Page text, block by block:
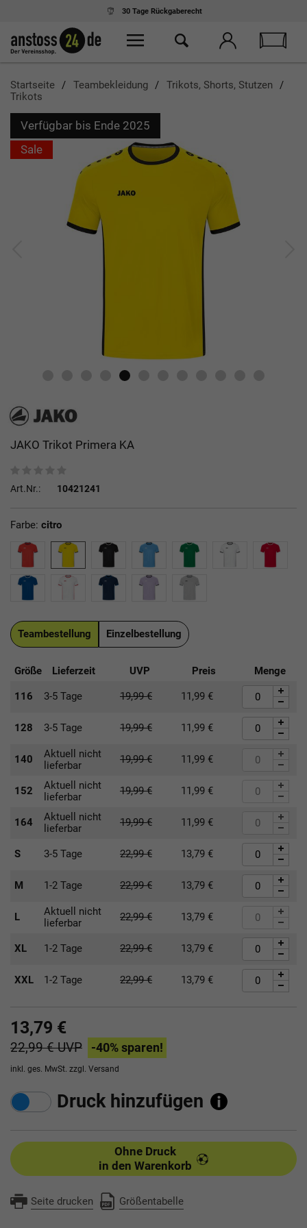
30 Tage Rückgaberecht
Startseite Teambekleidung
Trikots, Shorts, Stutzen
Trikots
Verfügbar bis Ende 2025
Sale
JAKO Trikot Primera KA
Art.Nr.: 10421241
Farbe: citro
Teambestellung Einzelbestellung
Größe Lieferzeit UVP Preis Menge
116 3-5 Tage 19,99€ 11,99 €
128 3-5 Tage 19,99€ 11,99 €
140
Aktuell nicht
lieferbar
19,99€ 11,99 €
152
Aktuell nicht
lieferbar
19,99€ 11,99 €
164
Aktuell nicht
lieferbar
19,99€ 11,99 €
S 3-5 Tage 22,99€ 13,79 €
M 1-2 Tage 22,99€ 13,79 €
L
Aktuell nicht
lieferbar
22,99€ 13,79 €
XL 1-2 Tage 22,99€ 13,79 €
XXL 1-2 Tage 22,99€ 13,79 €
13,79 €
22,99 €UVP -40% sparen!
inkl. ges. MwSt. zzgl. Versand
Druck hinzufügen
Ohne Druck
in den Warenkorb
Seite drucken Größentabelle